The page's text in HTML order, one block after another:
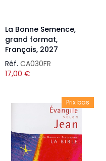
La Bonne Semence,
grand format,
Français, 2027
Réf. CA030FR
17,00 €
Prix bas